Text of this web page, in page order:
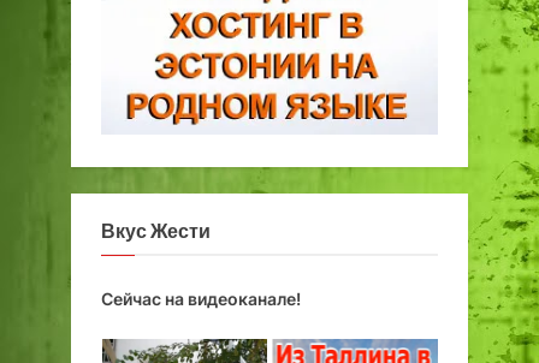
Вкус Жести
Сейчас на видеоканале!